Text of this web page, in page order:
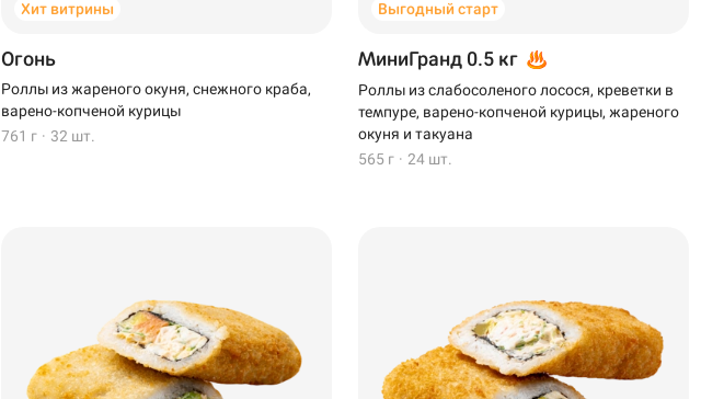
Хит витрины
Огонь
Роллы из жареного окуня, снежного краба,
варено-копченой курицы
761 г · 32 шт.
Выгодный старт
МиниГранд 0.5 кг
Роллы из слабосоленого лосося, креветки в
темпуре, варено-копченой курицы, жареного
окуня и такуана
565 г · 24 шт.